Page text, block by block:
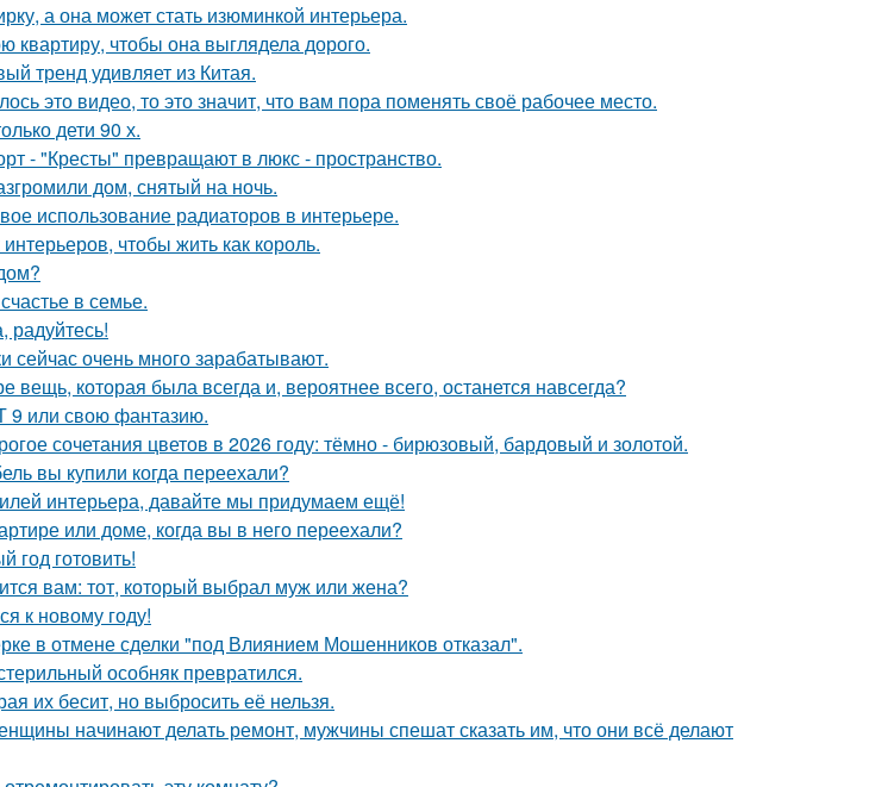
а она может стать изюминкой интерьера.
квартиру, чтобы она выглядела дорого.
тренд удивляет из Китая.
это видео, то это значит, что вам пора поменять своё рабочее место.
дети 90 х.
- "Кресты" превращают в люкс - пространство.
дом, снятый на ночь.
использование радиаторов в интерьере.
чтобы жить как король.
в семье.
сейчас очень много зарабатывают.
вещь, которая была всегда и, вероятнее всего, останется навсегда?
9 или свою фантазию.
сочетания цветов в 2026 году: тёмно - бирюзовый, бардовый и золотой.
вы купили когда переехали?
интерьера, давайте мы придумаем ещё!
или доме, когда вы в него переехали?
год готовить!
вам: тот, который выбрал муж или жена?
к новому году!
в отмене сделки "под Влиянием Мошенников отказал".
особняк превратился.
их бесит, но выбросить её нельзя.
начинают делать ремонт, мужчины спешат сказать им, что они всё делают